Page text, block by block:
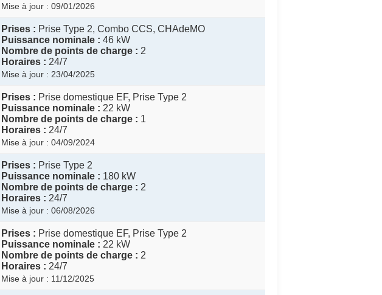
Mise à jour : 09/01/2026
Prises : Prise Type 2, Combo CCS, CHAdeMO
Puissance nominale : 46 kW
Nombre de points de charge : 2
Horaires : 24/7
Mise à jour : 23/04/2025
Prises : Prise domestique EF, Prise Type 2
Puissance nominale : 22 kW
Nombre de points de charge : 1
Horaires : 24/7
Mise à jour : 04/09/2024
Prises : Prise Type 2
Puissance nominale : 180 kW
Nombre de points de charge : 2
Horaires : 24/7
Mise à jour : 06/08/2026
Prises : Prise domestique EF, Prise Type 2
Puissance nominale : 22 kW
Nombre de points de charge : 2
Horaires : 24/7
Mise à jour : 11/12/2025